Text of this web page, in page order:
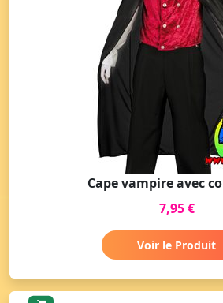
Cape vampire avec
7,95 €
Voir le Produit